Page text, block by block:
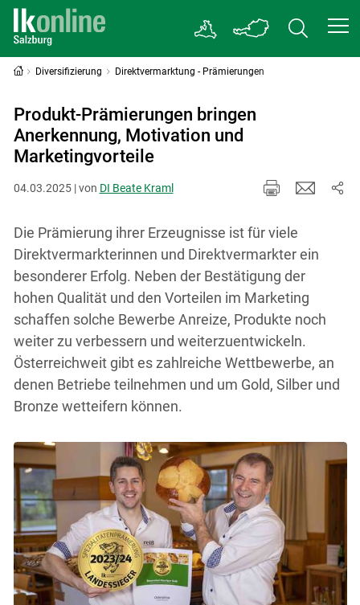
Diversifizierung Direktvermarktung - Prämierungen
Produkt-Prämierungen bringen
Anerkennung, Motivation und
Marketingvorteile
04.03.2025 | von DI Beate Kraml
Die Prämierung ihrer Erzeugnisse ist für viele
Direktvermarkterinnen und Direktvermarkter ein
besonderer Erfolg. Neben der Bestätigung der
hohen Qualität und den Vorteilen im Marketing
schaffen solche Bewerbe Anreize, Produkte noch
weiter zu verbessern und weiterzuentwickeln.
Österreichweit gibt es zahlreiche Wettbewerbe, an
denen Betriebe teilnehmen und um Gold, Silber und
Bronze wetteifern können.